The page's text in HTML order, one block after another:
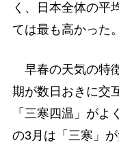
く、日本全体の平
ては最も高かった。
早春の天気の特
期が数日おきに交
「三寒四温」が
の3月は「三寒」